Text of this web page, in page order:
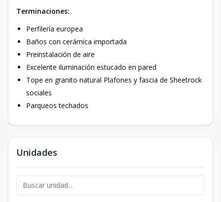
Terminaciones:
Perfilería europea
Baños con cerámica importada
Preinstalación de aire
Excelente iluminación estucado en pared
Tope en granito natural Plafones y fascia de Sheetrock
sociales
Parqueos techados
Unidades